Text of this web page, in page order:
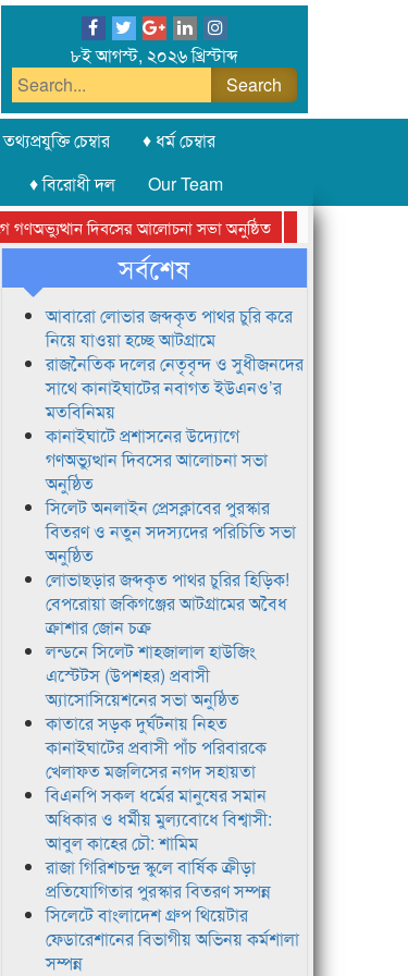
৮ই আগস্ট, ২০২৬ খ্রিস্টাব্দ
চেম্বার
♦ ধর্ম চেম্বার
♦ বিরোধী দল
Our Team
দিবসের আলোচনা সভা অনুষ্ঠিত
সিলেট অনলাইন
সর্বশেষ
আবারো লোভার জব্দকৃত পাথর চুরি করে
নিয়ে যাওয়া হচ্ছে আটগ্রামে
রাজনৈতিক দলের নেতৃবৃন্দ ও সুধীজনদের
সাথে কানাইঘাটের নবাগত ইউএনও’র
মতবিনিময়
কানাইঘাটে প্রশাসনের উদ্যোগে
গণঅভ্যুত্থান দিবসের আলোচনা সভা
অনুষ্ঠিত
সিলেট অনলাইন প্রেসক্লাবের পুরস্কার
বিতরণ ও নতুন সদস্যদের পরিচিতি সভা
অনুষ্ঠিত
লোভাছড়ার জব্দকৃত পাথর চুরির হিড়িক!
বেপরোয়া জকিগঞ্জের আটগ্রামের অবৈধ
ক্রাশার জোন চক্র
লন্ডনে সিলেট শাহজালাল হাউজিং
এস্টেটস (উপশহর) প্রবাসী
অ্যাসোসিয়েশনের সভা অনুষ্ঠিত
কাতারে সড়ক দুর্ঘটনায় নিহত
কানাইঘাটের প্রবাসী পাঁচ পরিবারকে
খেলাফত মজলিসের নগদ সহায়তা
বিএনপি সকল ধর্মের মানুষের সমান
অধিকার ও ধর্মীয় মুল্যবোধে বিশ্বাসী:
আবুল কাহের চৌ: শামিম
রাজা গিরিশচন্দ্র স্কুলে বার্ষিক ক্রীড়া
প্রতিযোগিতার পুরস্কার বিতরণ সম্পন্ন
সিলেটে বাংলাদেশ গ্রুপ থিয়েটার
ফেডারেশানের বিভাগীয় অভিনয় কর্মশালা
সম্পন্ন